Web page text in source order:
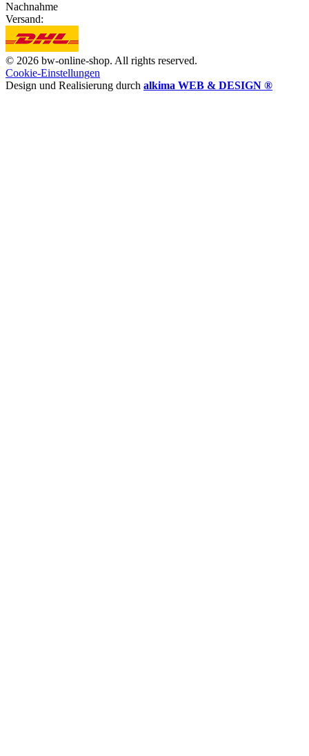
Nachnahme
Versand:
© 2026 bw-online-shop. All rights reserved.
Cookie-Einstellungen
Design und Realisierung durch alkima WEB & DESIGN ®